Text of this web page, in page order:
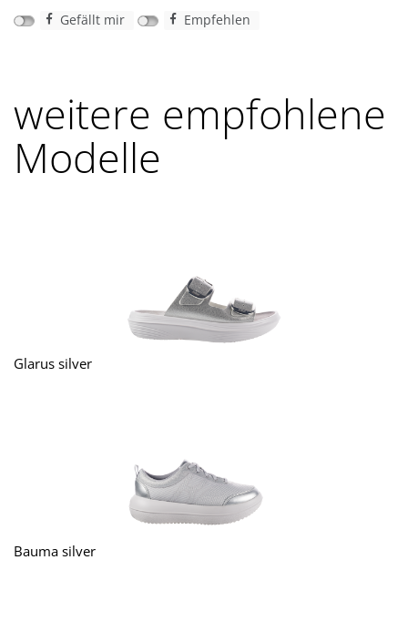
Gefällt mir Empfehlen
weitere empfohlene
Modelle
Glarus silver
Bauma silver